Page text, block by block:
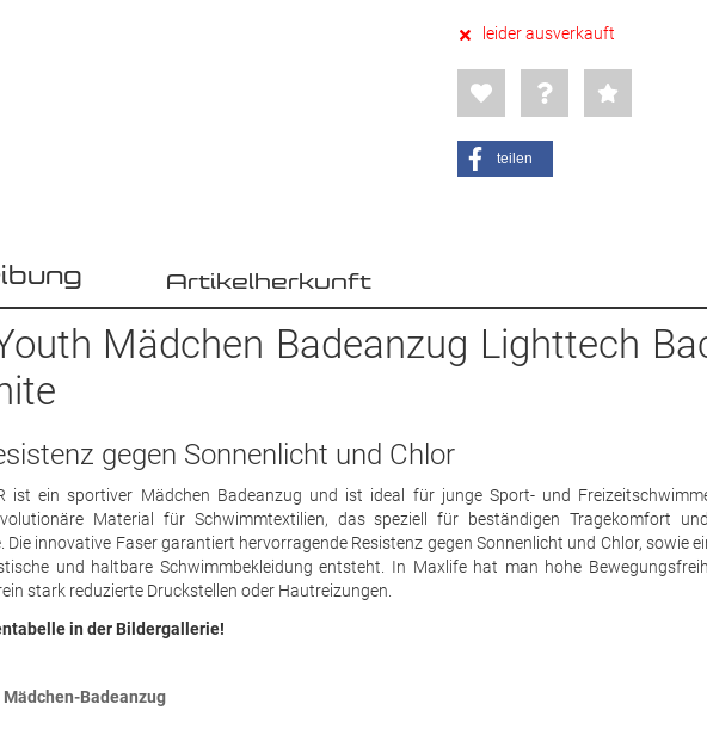
leider ausverkauft
teilen
Artikelherkunft
Mädchen Badeanzug Lighttech
gegen Sonnenlicht und Chlor
ist ein sportiver Mädchen Badeanzug und ist ideal für junge Sport- und
Material für Schwimmtextilien, das speziell für beständigen Tragekomfort
innovative Faser garantiert hervorragende Resistenz gegen Sonnenlicht und Chlor, sowie
und haltbare Schwimmbekleidung entsteht. In Maxlife hat man hohe
stark reduzierte Druckstellen oder Hautreizungen.
in der Bildergallerie!
Badeanzug